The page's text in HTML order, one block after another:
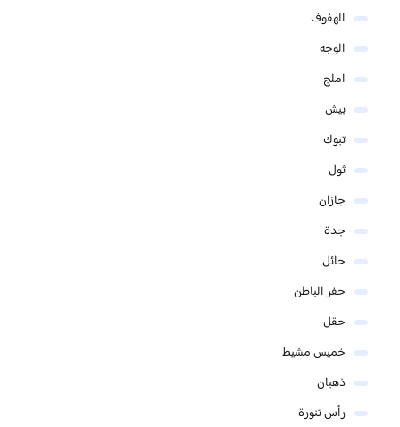
الهفوف
الوجه
املج
بيش
تبوك
ثول
جازان
جدة
حائل
حفر الباطن
حقل
خميس مشيط
ذهبان
رأس تنورة